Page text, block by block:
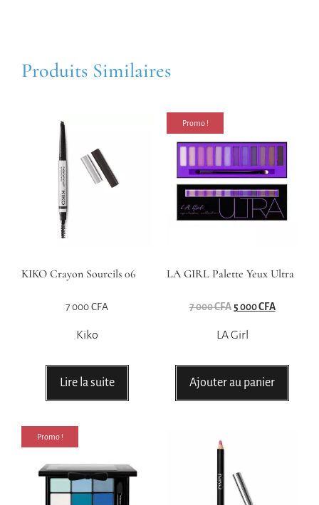
Produits Similaires
KIKO Crayon Sourcils 06
7 000 CFA
Kiko
Lire la suite
Promo !
LA GIRL Palette Yeux Ultra
7 000CFA 5 000CFA
LA Girl
Ajouter au panier
Promo !